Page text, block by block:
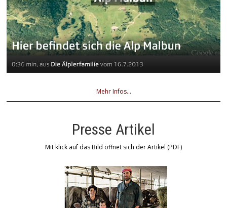
Mehr Infos...
Presse Artikel
Mit klick auf das Bild öffnet sich der Artikel (PDF)